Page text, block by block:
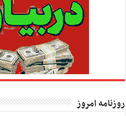
روزنامه امروز